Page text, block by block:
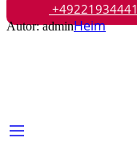
+49221934441
Autor: adminHeim